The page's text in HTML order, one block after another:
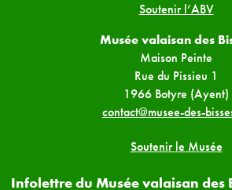
Soutenir l’ABV
Musée valaisan des
Maison Peinte
Rue du Pissieu 1
1966 Botyre (Ayent)
contact@musee-des-
Soutenir le Musée
Infolettre du Musée valaisan des